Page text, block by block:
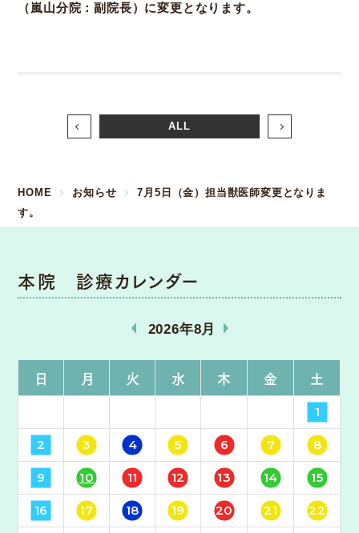
（嵐山分院：副院長）に変更となります。
ALL
HOME お知らせ
7月5日（金）担当獣医師変更となりま
す。
本院 診療カレンダー
«
2026年8月
日 月 火 水 木 金 土
1
2 3 4 5 6 7 8
9 10 11 12 13 14 15
16 17 18 19 20 21 22